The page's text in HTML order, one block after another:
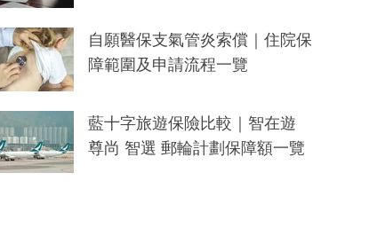
自願醫保支氣管炎索償｜住院保
障範圍及申請流程一覽
藍十字旅遊保險比較｜智在遊
尊尚 智選 郵輪計劃保障額一覽